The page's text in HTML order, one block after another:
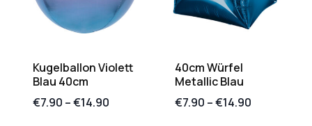
Kugelballon Violett
Blau 40cm
€7.90 –€14.90
40cm Würfel
Metallic Blau
€7.90 –€14.90